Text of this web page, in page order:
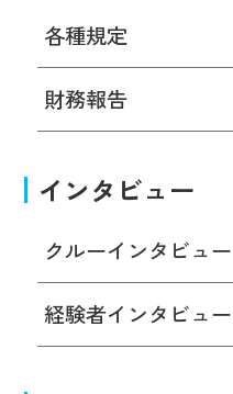
各種規定
財務報告
インタビュー
クルーインタビュー
経験者インタビュー